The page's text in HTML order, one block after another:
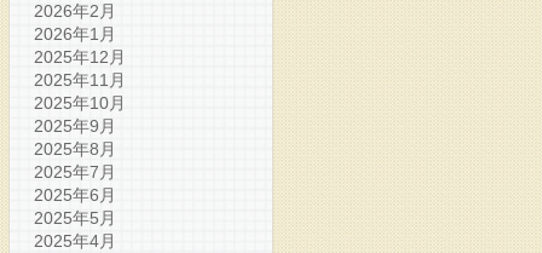
2026年2月
2026年1月
2025年12月
2025年11月
2025年10月
2025年9月
2025年8月
2025年7月
2025年6月
2025年5月
2025年4月